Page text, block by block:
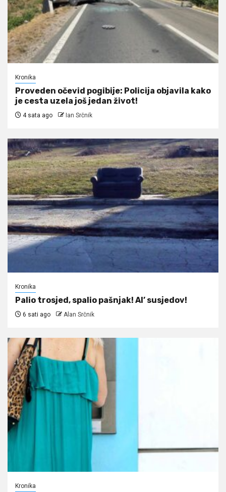
Kronika
Proveden očevid pogibije: Policija objavila kako
je cesta uzela još jedan život!
4 sata ago Ian Srčnik
Kronika
Palio trosjed, spalio pašnjak! Al’ susjedov!
6 sati ago Alan Srčnik
Kronika